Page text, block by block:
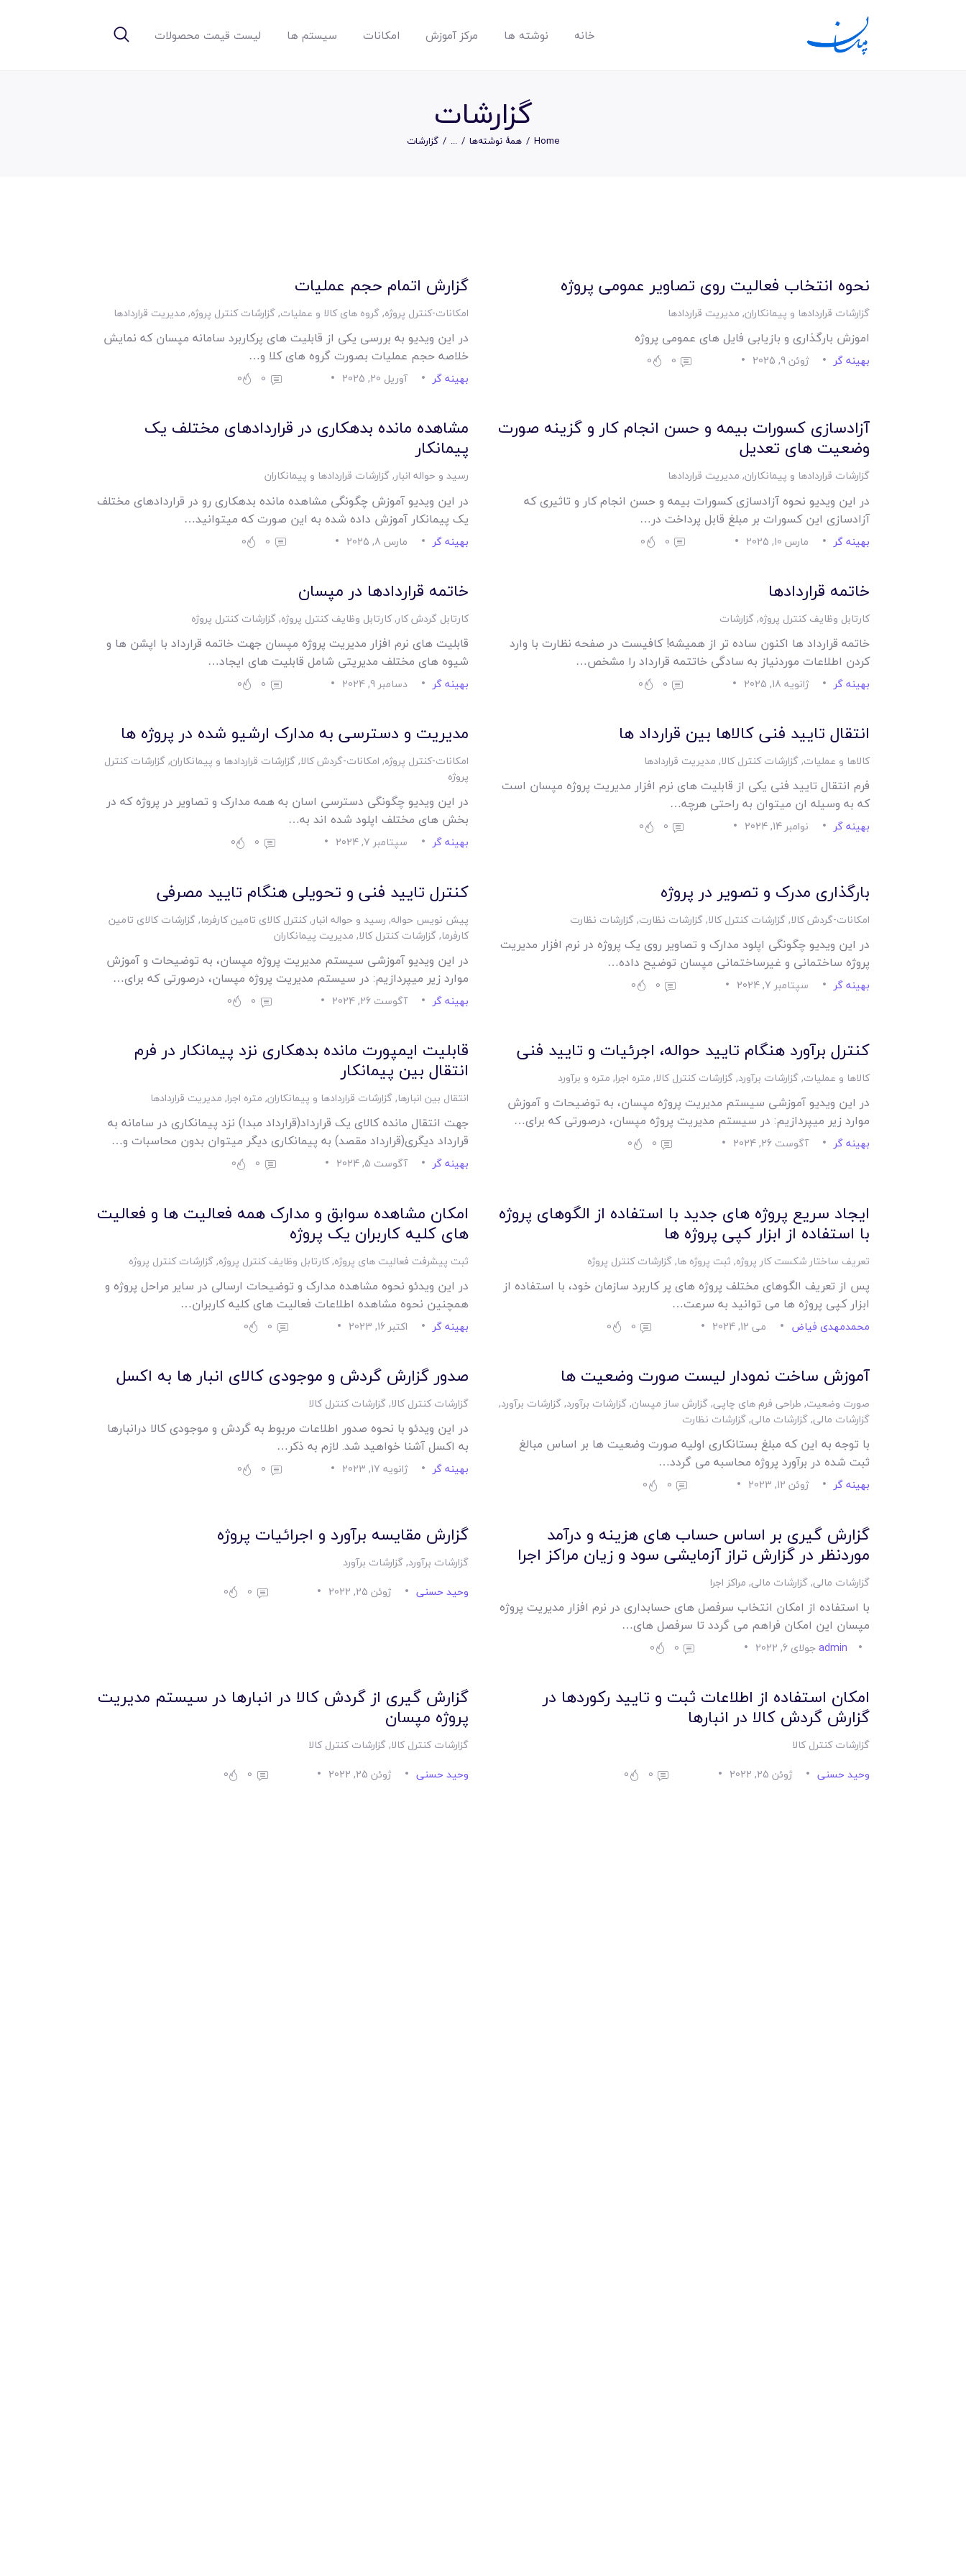
خانه نوشته ها مرکز آموزش امکانات سیستم ها لیست قیمت محصولات
گزارشات
Home همهٔ نوشته‌ها ... گزارشات
مرکز آموزش
امکانات
سیستم ها
لیست قیمت محصولات
نحوه انتخاب فعالیت روی تصاویر عمومی پروژه
گزارشات قراردادها و پیمانکاران, مدیریت قراردادها
اموزش بارگذاری و بازیابی فایل های عمومی پروژه
بهینه گر ژوئن 9, 2025 0
0
گزارش اتمام حجم عملیات
امکانات-کنترل پروژه,گروه های کالا و عملیات,گزارشات کنترل پروژه, مدیریت قراردادها
در این ویدیو به بررسی یکی از قابلیت های پرکاربرد سامانه مپسان که نمایش
خلاصه حجم عملیات بصورت گروه های کلا و…
بهینه گر آوریل 20, 2025 0
0
آزادسازی کسورات بیمه و حسن انجام کار و گزینه صورت
وضعیت های تعدیل
گزارشات قراردادها و پیمانکاران, مدیریت قراردادها
در این ویدیو نحوه آزادسازی کسورات بیمه و حسن انجام کار و تاثیری که
آزادسازی این کسورات بر مبلغ قابل پرداخت در…
بهینه گر مارس 10, 2025 0
0
مشاهده مانده بدهکاری در قراردادهای مختلف یک
پیمانکار
رسید و حواله انبار,گزارشات قراردادها و پیمانکاران
در این ویدیو آموزش چگونگی مشاهده مانده بدهکاری رو در قراردادهای مختلف
یک پیمانکار آموزش داده شده به این صورت که میتوانید…
بهینه گر مارس 8, 2025 0
0
خاتمه قراردادها
کارتابل وظایف کنترل پروژه,گزارشات
خاتمه قرارداد ها اکنون ساده تر از همیشه! کافیست در صفحه نظارت با وارد
کردن اطلاعات موردنیاز به سادگی خاتتمه قرارداد را مشخص…
بهینه گر ژانویه 18, 2025 0
0
خاتمه قراردادها در مپسان
کارتابل گردش کار,کارتابل وظایف کنترل پروژه,گزارشات کنترل پروژه
قابلیت های نرم افزار مدیریت پروژه مپسان جهت خاتمه قرارداد با اپشن ها و
شیوه های مختلف مدیریتی شامل قابلیت های ایجاد…
بهینه گر دسامبر 9, 2024 0
0
انتقال تایید فنی کالاها بین قرارداد ها
کالاها و عملیات,گزارشات کنترل کالا, مدیریت قراردادها
فرم انتقال تایید فنی یکی از قابلیت های نرم افزار مدیریت پروژه مپسان است
که به وسیله ان میتوان به راحتی هرچه…
بهینه گر نوامبر 14, 2024 0
0
مدیریت و دسترسی به مدارک ارشیو شده در پروژه ها
امکانات-کنترل پروژه, امکانات-گردش کالا,گزارشات قراردادها و پیمانکاران,گزارشات کنترل
پروژه
در این ویدیو چگونگی دسترسی اسان به همه مدارک و تصاویر در پروژه که در
بخش های مختلف اپلود شده اند به…
بهینه گر سپتامبر 7, 2024 0
0
بارگذاری مدرک و تصویر در پروژه
امکانات-گردش کالا,گزارشات کنترل کالا,گزارشات نظارت,گزارشات نظارت
در این ویدیو چگونگی اپلود مدارک و تصاویر روی یک پروژه در نرم افزار مدیریت
پروژه ساختمانی و غیرساختمانی مپسان توضیح داده…
بهینه گر سپتامبر 7, 2024 0
0
کنترل تایید فنی و تحویلی هنگام تایید مصرفی
پیش نویس حواله, رسید و حواله انبار,کنترل کالای تامین کارفرما,گزارشات کالای تامین
کارفرما,گزارشات کنترل کالا, مدیریت پیمانکاران
در این ویدیو آموزشی سیستم مدیریت پروژه مپسان، به توضیحات و آموزش
موارد زیر میپردازیم: در سیستم مدیریت پروژه مپسان، درصورتی که برای…
بهینه گر آگوست 26, 2024 0
0
کنترل برآورد هنگام تایید حواله، اجرئیات و تایید فنی
کالاها و عملیات,گزارشات برآورد,گزارشات کنترل کالا, متره اجرا, متره و برآورد
در این ویدیو آموزشی سیستم مدیریت پروژه مپسان، به توضیحات و آموزش
موارد زیر میپردازیم: در سیستم مدیریت پروژه مپسان، درصورتی که برای…
بهینه گر آگوست 26, 2024 0
0
قابلیت ایمپورت مانده بدهکاری نزد پیمانکار در فرم
انتقال بین پیمانکار
انتقال بین انبارها,گزارشات قراردادها و پیمانکاران, متره اجرا, مدیریت قراردادها
جهت انتقال مانده کالای یک قرارداد(قرارداد مبدا) نزد پیمانکاری در سامانه به
قرارداد دیگری(قرارداد مقصد) به پیمانکاری دیگر میتوان بدون محاسبات و…
بهینه گر آگوست 5, 2024 0
0
ایجاد سریع پروژه های جدید با استفاده از الگوهای پروژه
با استفاده از ابزار کپی پروژه ها
تعریف ساختار شکست کار پروژه, ثبت پروژه ها,گزارشات کنترل پروژه
پس از تعریف الگوهای مختلف پروژه های پر کاربرد سازمان خود، با استفاده از
ابزار کپی پروژه ها می توانید به سرعت…
محمدمهدی فیاض می 12, 2024 0
0
امکان مشاهده سوابق و مدارک همه فعالیت ها و فعالیت
های کلیه کاربران یک پروژه
ثبت پیشرفت فعالیت های پروژه,کارتابل وظایف کنترل پروژه,گزارشات کنترل پروژه
در این ویدئو نحوه مشاهده مدارک و توضیحات ارسالی در سایر مراحل پروژه و
همچنین نحوه مشاهده اطلاعات فعالیت های کلیه کاربران…
بهینه گر اکتبر 16, 2023 0
0
آموزش ساخت نمودار لیست صورت وضعیت ها
صورت وضعیت, طراحی فرم های چاپی,گزارش ساز مپسان,گزارشات برآورد,گزارشات برآورد,
گزارشات مالی,گزارشات مالی,گزارشات نظارت
با توجه به این که مبلغ بستانکاری اولیه صورت وضعیت ها بر اساس مبالغ
ثبت شده در برآورد پروژه محاسبه می گردد…
بهینه گر ژوئن 12, 2023 0
0
صدور گزارش گردش و موجودی کالای انبار ها به اکسل
گزارشات کنترل کالا,گزارشات کنترل کالا
در این ویدئو با نحوه صدور اطلاعات مربوط به گردش و موجودی کالا درانبارها
به اکسل آشنا خواهید شد. لازم به ذکر…
بهینه گر ژانویه 17, 2023 0
0
گزارش گیری بر اساس حساب های هزینه و درآمد
موردنظر در گزارش تراز آزمایشی سود و زیان مراکز اجرا
گزارشات مالی,گزارشات مالی, مراکز اجرا
با استفاده از امکان انتخاب سرفصل های حسابداری در نرم افزار مدیریت پروژه
مپسان این امکان فراهم می گردد تا سرفصل های…
admin جولای 6, 2022 0
0
گزارش مقایسه برآورد و اجرائیات پروژه
گزارشات برآورد,گزارشات برآورد
وحید حسنی
ژوئن 25, 2022 0
0
امکان استفاده از اطلاعات ثبت و تایید رکوردها در
گزارش گردش کالا در انبارها
گزارشات کنترل کالا
وحید حسنی
ژوئن 25, 2022 0
0
گزارش گیری از گردش کالا در انبارها در سیستم مدیریت
پروژه مپسان
گزارشات کنترل کالا,گزارشات کنترل کالا
وحید حسنی
ژوئن 25, 2022 0
0